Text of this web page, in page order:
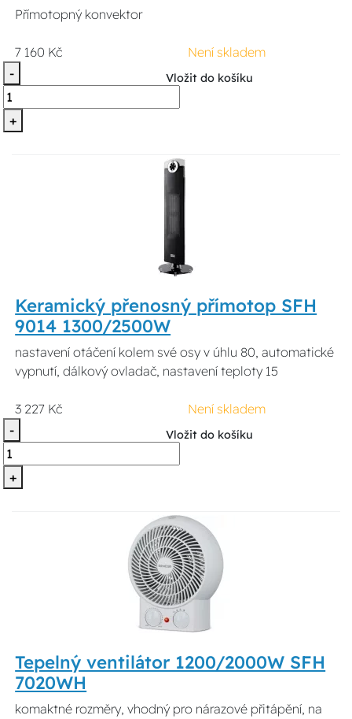
Přímotopný konvektor
7 160 Kč
Není skladem
-
+
Vložit do košíku
Keramický přenosný přímotop SFH
9014 1300/2500W
nastavení otáčení kolem své osy v úhlu 80, automatické
vypnutí, dálkový ovladač, nastavení teploty 15
3 227 Kč
Není skladem
-
+
Vložit do košíku
Tepelný ventilátor 1200/2000W SFH
7020WH
komaktné rozměry, vhodný pro nárazové přitápění, na